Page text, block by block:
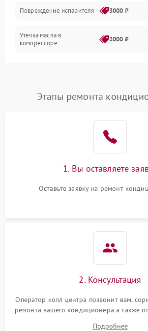
Повреждение испарителя 3000 ₽
Утечка масла в
компрессоре
2000 ₽
Неисправность
2000 ₽
1500 ₽
Повреждение корпуса
Этапы ремонта
1. Вы оставляете
Оставьте заявку на ремонт
2. Консультация
Оператор колл центра позвонит вам,
ремонта вашего кондиционера а также
Подробнее